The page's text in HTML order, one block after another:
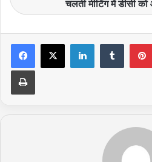
चलती मीटिंग में डीसी